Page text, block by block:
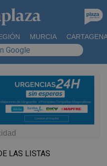
MURCIA
Google
LAS LISTAS